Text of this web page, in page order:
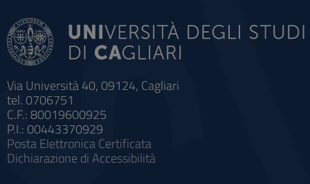
Via Università 40, 09124, Cagliari
tel. 0706751
C.F.: 80019600925
P.I.: 00443370929
Posta Elettronica Certificata
Dichiarazione di Accessibilità